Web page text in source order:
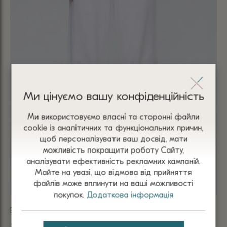
БРЮКИ БІЛІ З НАПІВБАВОВНИ 4003
Ми цінуємо вашу конфіденційність
Ми використовуємо власні та сторонні файли
сооkіе із аналітичних та функціональних причин,
щоб персоналізувати ваш досвід, мати
можливість покращити роботу Сайту,
аналізувати ефективність рекламних кампаній.
Майте на увазі, що відмова від прийняття
файлів може вплинути на ваші можливості
покупок. Додаткова інформація